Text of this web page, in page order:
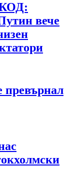
КОД:
вече
превърнал